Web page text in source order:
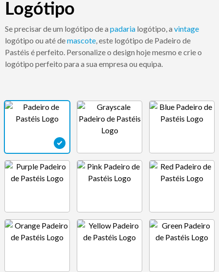
Logótipo
Se precisar de um logótipo de a padaria logótipo, a vintage
logótipo ou até demascote, este logótipo de Padeiro de
Pastéis é perfeito. Personalize o design hoje mesmo e crie o
logótipo perfeito para a sua empresa ou equipa.